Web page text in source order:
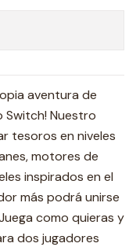
aventura de
Switch! Nuestro
tesoros en niveles
motores de
inspirados en el
más podrá unirse
como quieras y
dos jugadores